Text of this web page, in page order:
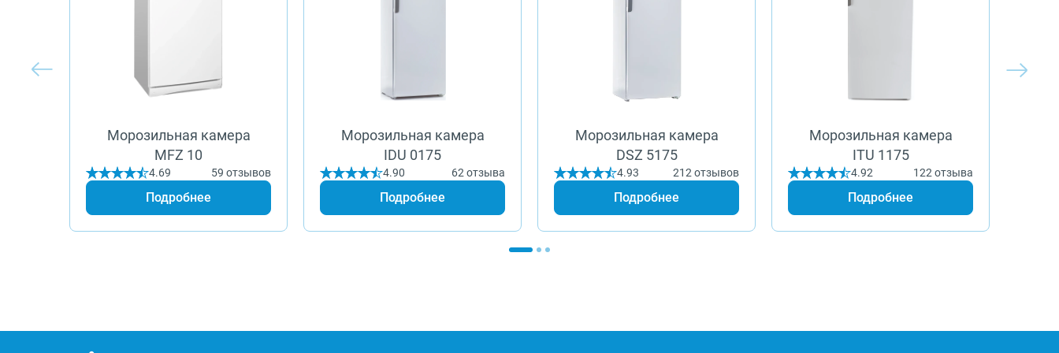
Морозильная камера
MFZ 10
4.69 59 отзывов
Подробнее
Морозильная камера
IDU 0175
4.90 62 отзыва
Подробнее
Морозильная камера
DSZ 5175
4.93 212 отзывов
Подробнее
Морозильная камера
ITU 1175
4.92 122 отзыва
Подробнее